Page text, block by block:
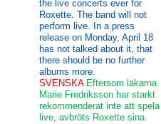
the live concerts ever for
Roxette. The band will not
perform live. In a press
release on Monday, April 18
has not talked about it, that
there should be no further
albums more.
SVENSKA Eftersom läkarna
Marie Fredriksson har starkt
rekommenderat inte att spela
live, avbröts Roxette sina